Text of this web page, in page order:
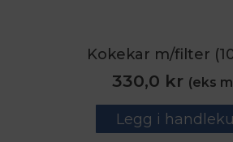
Kokekar m/filter
330,0 kr (eks
Legg i